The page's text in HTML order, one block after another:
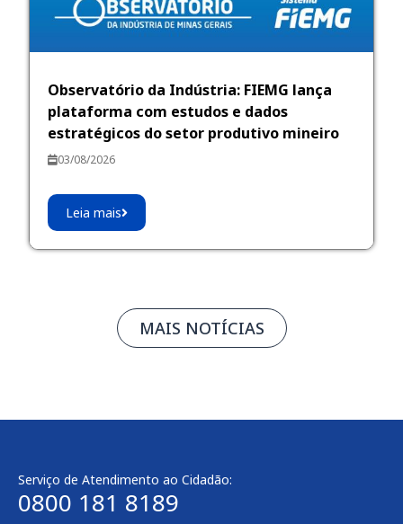
Observatório da Indústria: FIEMG lança
plataforma com estudos e dados
estratégicos do setor produtivo mineiro
03/08/2026
Leia mais
MAIS NOTÍCIAS
Serviço de Atendimento ao Cidadão:
0800 181 8189